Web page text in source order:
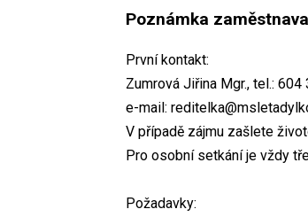
Poznámka
První kontakt:
Zumrová Jiřina Mgr., tel.:
e-mail:
V případě zájmu zašlete
Pro osobní setkání je vždy
Požadavky: